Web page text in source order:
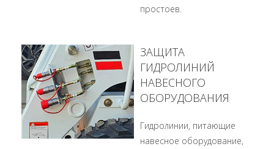
простоев.
ЗАЩИТА
ГИДРОЛИНИЙ
НАВЕСНОГО
ОБОРУДОВАНИЯ
Гидролинии, питающие
навесное оборудование,